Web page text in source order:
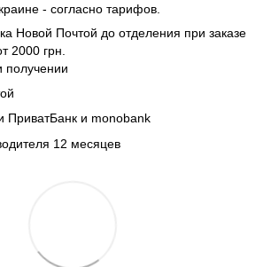
- согласно тарифов.
Новой Почтой до отделения при заказе
2000 грн.
ПриватБанк и monobank
12 месяцев